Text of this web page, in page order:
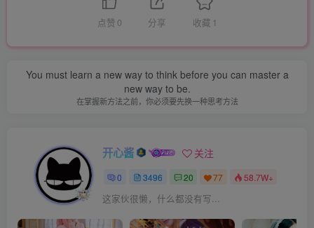
点赞 0 分享 收藏 1
You must learn a new way to think before you can master a
new way to be.
在掌握新方法之前，你必须要先换一种思考方法
开心酱 关注
0 3496 20 77 58.7W+
这家伙很懒，什么都没有写...